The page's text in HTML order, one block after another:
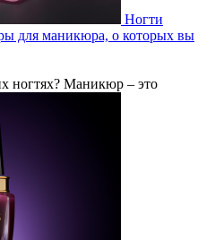
Ногти
для маникюра, о которых вы
ногтях? Маникюр – это